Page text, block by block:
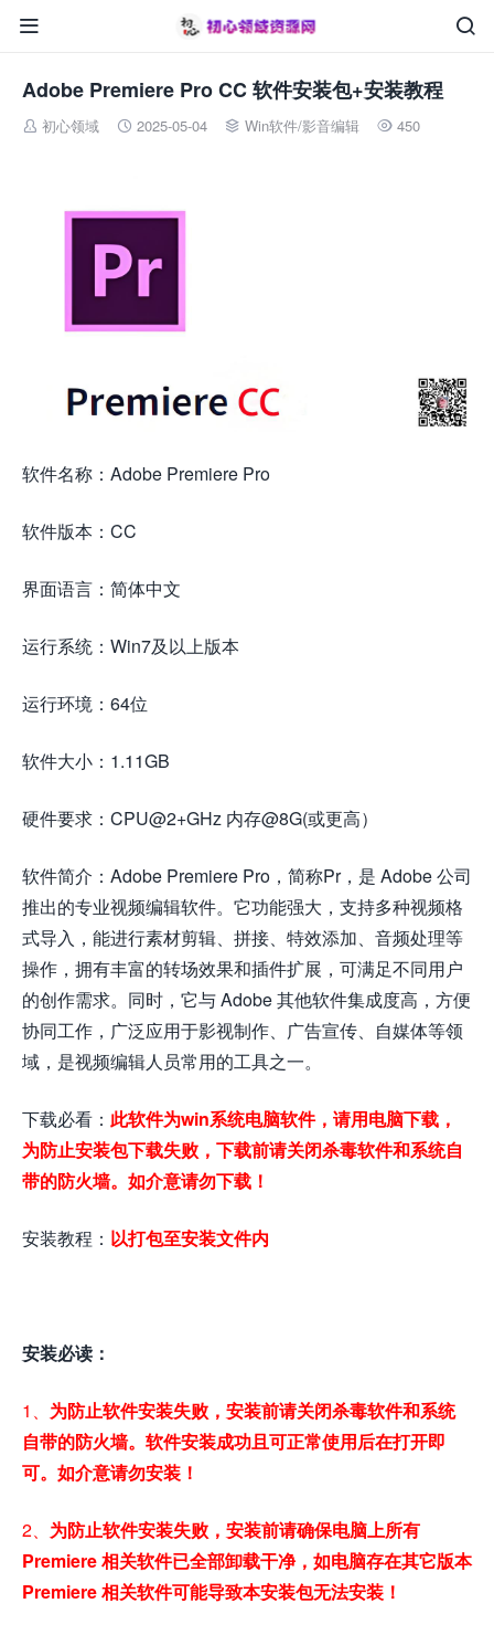


Adobe Premiere Pro CC 软件安装包+安装教程
 初心领域  2025-05-04  Win软件/影音编辑  450
软件名称：Adobe Premiere Pro
软件版本：CC
界面语言：简体中文
运行系统：Win7及以上版本
运行环境：64位
软件大小：1.11GB
硬件要求：CPU@2+GHz 内存@8G(或更高）
软件简介：Adobe Premiere Pro，简称Pr，是 Adobe 公司
推出的专业视频编辑软件。它功能强大，支持多种视频格
式导入，能进行素材剪辑、拼接、特效添加、音频处理等
操作，拥有丰富的转场效果和插件扩展，可满足不同用户
的创作需求。同时，它与 Adobe 其他软件集成度高，方便
协同工作，广泛应用于影视制作、广告宣传、自媒体等领
域，是视频编辑人员常用的工具之一。
下载必看： 此软件为win系统电脑软件，请用电脑下载，
为防止安装包下载失败，下载前请关闭杀毒软件和系统自
带的防火墙。如介意请勿下载！
安装教程： 以打包至安装文件内
安装必读：
1、 为防止软件安装失败，安装前请关闭杀毒软件和系统
自带的防火墙。软件安装成功且可正常使用后在打开即
可。如介意请勿安装！
2、 为防止软件安装失败，安装前请确保电脑上所有
Premiere 相关软件已全部卸载干净，如电脑存在其它版本
Premiere 相关软件可能导致本安装包无法安装！